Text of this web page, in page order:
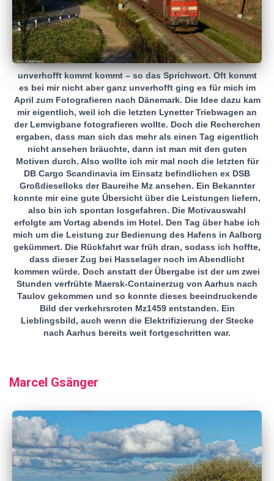
unverhofft kommt kommt – so das Sprichwort. Oft kommt
es bei mir nicht aber ganz unverhofft ging es für mich im
April zum Fotografieren nach Dänemark. Die Idee dazu kam
mir eigentlich, weil ich die letzten Lynetter Triebwagen an
der Lemvigbane fotografieren wollte. Doch die Recherchen
ergaben, dass man sich das mehr als einen Tag eigentlich
nicht ansehen bräuchte, dann ist man mit den guten
Motiven durch. Also wollte ich mir mal noch die letzten für
DB Cargo Scandinavia im Einsatz befindlichen ex DSB
Großdieselloks der Baureihe Mz ansehen. Ein Bekannter
konnte mir eine gute Übersicht über die Leistungen liefern,
also bin ich spontan losgefahren. Die Motivauswahl
erfolgte am Vortag abends im Hotel. Den Tag über habe ich
mich um die Leistung zur Bedienung des Hafens in Aalborg
gekümmert. Die Rückfahrt war früh dran, sodass ich hoffte,
dass dieser Zug bei Hasselager noch im Abendlicht
kommen würde. Doch anstatt der Übergabe ist der um zwei
Stunden verfrühte Maersk-Containerzug von Aarhus nach
Taulov gekommen und so konnte dieses beeindruckende
Bild der verkehrsroten Mz1459 entstanden. Ein
Lieblingsbild, auch wenn die Elektrifizierung der Stecke
nach Aarhus bereits weit fortgeschritten war.
Marcel Gsänger